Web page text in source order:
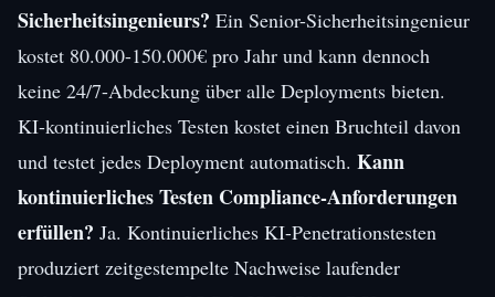
Sicherheitsingenieurs? Ein Senior-Sicherheitsingenieur
kostet 80.000-150.000€ pro Jahr und kann dennoch
keine 24/7-Abdeckung über alle Deployments bieten.
KI-kontinuierliches Testen kostet einen Bruchteil davon
und testet jedes Deployment automatisch. Kann
kontinuierliches Testen Compliance-Anforderungen
erfüllen? Ja. Kontinuierliches KI-Penetrationstesten
produziert zeitgestempelte Nachweise laufender